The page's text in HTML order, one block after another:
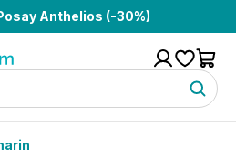
Anthelios (-30%)